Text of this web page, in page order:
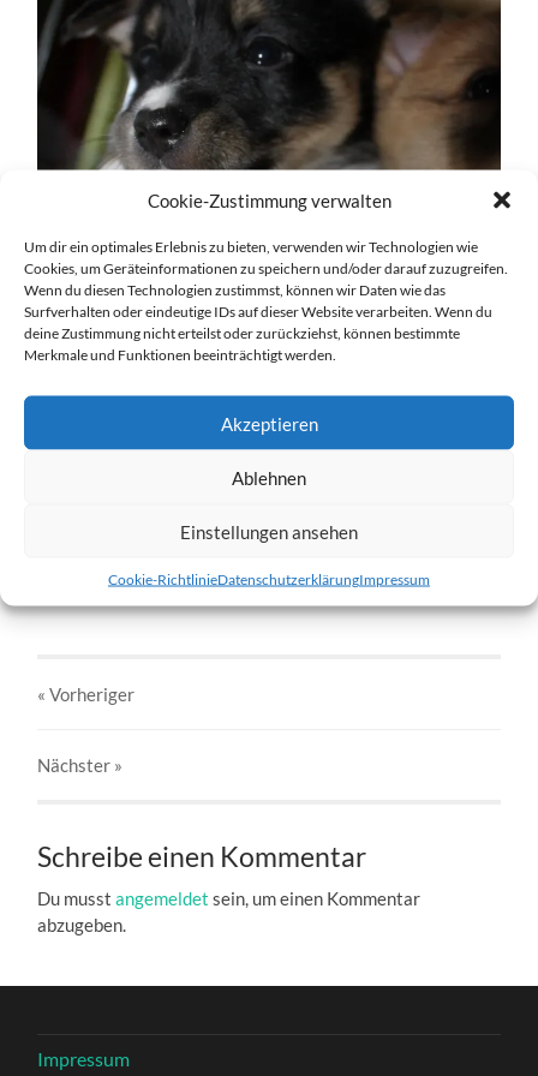
Cookie-Zustimmung verwalten
Um dir ein optimales Erlebnis zu bieten, verwenden wir Technologien wie
Cookies, um Geräteinformationen zu speichern und/oder darauf zuzugreifen.
Wenn du diesen Technologien zustimmst, können wir Daten wie das
Surfverhalten oder eindeutige IDs auf dieser Website verarbeiten. Wenn du
deine Zustimmung nicht erteilst oder zurückziehst, können bestimmte
Merkmale und Funktionen beeinträchtigt werden.
Akzeptieren
Ablehnen
Einstellungen ansehen
Cookie-RichtlinieDatenschutzerklärungImpressum
w5-28.01.2012-d.jpg
« Vorheriger
Nächster »
Schreibe einen Kommentar
Du musstangemeldet sein, um einen Kommentar
abzugeben.
Impressum